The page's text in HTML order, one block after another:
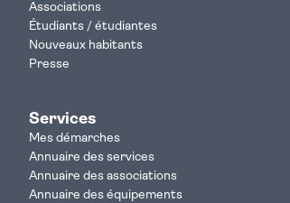
Associations
Étudiants / étudiantes
Nouveaux habitants
Presse
Services
Mes démarches
Annuaire des services
Annuaire des associations
Annuaire des équipements